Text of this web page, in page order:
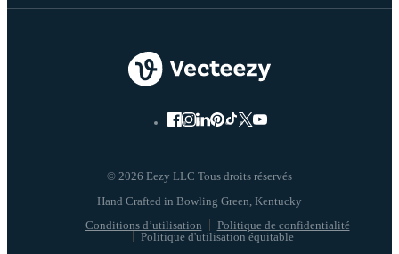
© 2026 Eezy LLC Tous droits réservés
Conditions d’utilisation
Politique de confidentialité
Politique d'utilisation équitable